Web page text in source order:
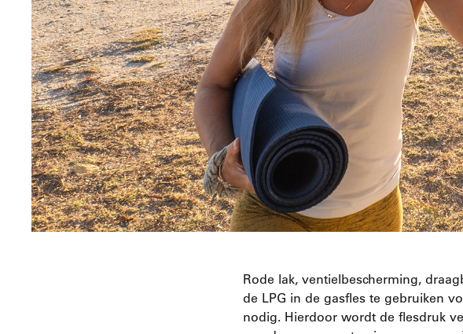
Rode lak, ventielbescherming,
de LPG in de gasfles te gebruiken
nodig. Hierdoor wordt de flesdruk